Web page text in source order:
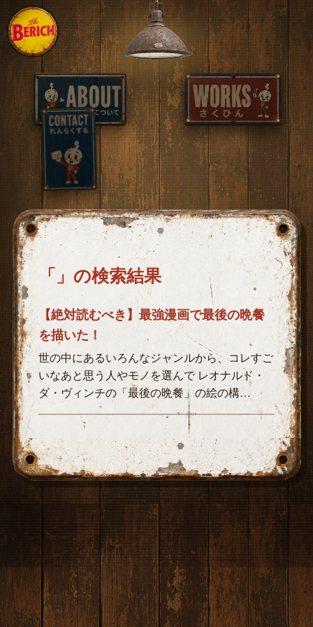
「」の検索結果
【絶対読むべき】最強漫画で最後の晩餐
を描いた！
世の中にあるいろんなジャンルから、コレすご
いなあと思う人やモノを選んで レオナルド・
ダ・ヴィンチの「最後の晩餐」の絵の構…
サイト内を検索